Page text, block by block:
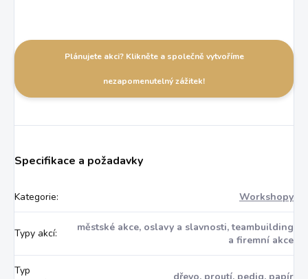
Plánujete akci? Klikněte a společně vytvoříme
nezapomenutelný zážitek!
Specifikace a požadavky
Kategorie: Workshopy
Typy akcí:
městské akce, oslavy a slavnosti, teambuilding
a firemní akce
Typ